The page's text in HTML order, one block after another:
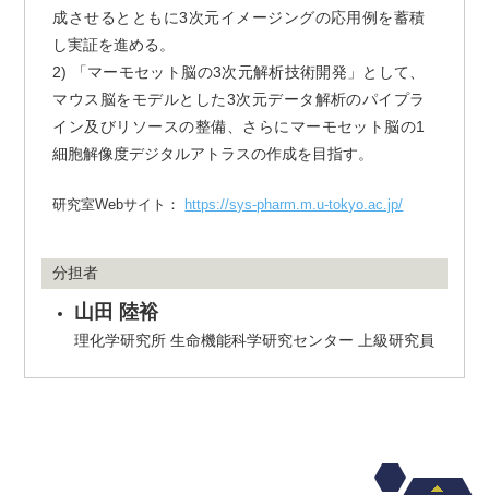
成させるとともに3次元イメージングの応用例を蓄積
し実証を進める。
2) 「マーモセット脳の3次元解析技術開発」として、
マウス脳をモデルとした3次元データ解析のパイプラ
イン及びリソースの整備、さらにマーモセット脳の1
細胞解像度デジタルアトラスの作成を目指す。
研究室Webサイト： https://sys-pharm.m.u-tokyo.ac.jp/
分担者
山田 陸裕
理化学研究所 生命機能科学研究センター 上級研究員